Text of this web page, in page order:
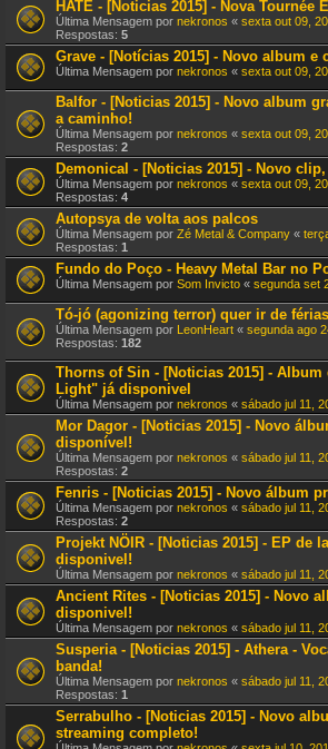
HATE - [Noticias 2015] - Nova Tournée
Última Mensagem por nekronos « sexta out 09,
Respostas: 5
Grave - [Notícias 2015] - Novo album e
Última Mensagem por nekronos « sexta out 09,
Balfor - [Noticias 2015] - Novo album
a caminho!
Última Mensagem por nekronos « sexta out 09,
Respostas: 2
Demonical - [Noticias 2015] - Novo clip,
Última Mensagem por nekronos « sexta out 09,
Respostas: 4
Autopsya de volta aos palcos
Última Mensagem por Zé Metal & Company «
Respostas: 1
Fundo do Poço - Heavy Metal Bar no
Última Mensagem por Som Invicto « segunda set
Tó-jó (agonizing terror) quer ir de férias
Última Mensagem por LeonHeart « segunda ago
Respostas: 182
Thorns of Sin - [Noticias 2015] - Album
Light" já disponivel
Última Mensagem por nekronos « sábado jul 11,
Mor Dagor - [Noticias 2015] - Novo
disponível!
Última Mensagem por nekronos « sábado jul 11,
Respostas: 2
Fenris - [Noticias 2015] - Novo álbum
Última Mensagem por nekronos « sábado jul 11,
Respostas: 2
Projekt NÖIR - [Noticias 2015] - EP de
disponivel!
Última Mensagem por nekronos « sábado jul 11,
Ancient Rites - [Noticias 2015] - Novo
disponivel!
Última Mensagem por nekronos « sábado jul 11,
Susperia - [Noticias 2015] - Athera -
banda!
Última Mensagem por nekronos « sábado jul 11,
Respostas: 1
Serrabulho - [Noticias 2015] - Novo
streaming completo!